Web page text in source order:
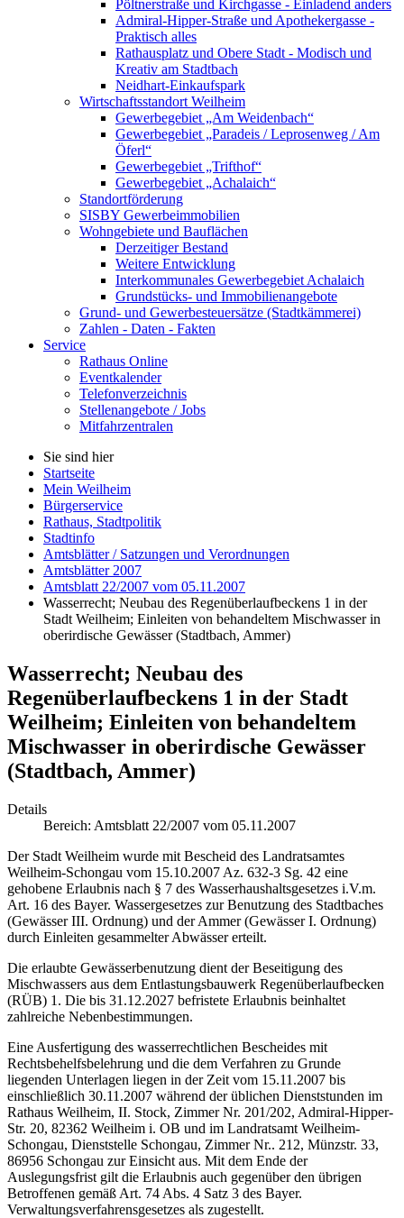
Pöltnerstraße und Kirchgasse - Einladend anders
Admiral-Hipper-Straße und Apothekergasse -
Praktisch alles
Rathausplatz und Obere Stadt - Modisch und
Kreativ am Stadtbach
Neidhart-Einkaufspark
Wirtschaftsstandort Weilheim
Gewerbegebiet „Am Weidenbach“
Gewerbegebiet „Paradeis / Leprosenweg / Am
Öferl“
Gewerbegebiet „Trifthof“
Gewerbegebiet „Achalaich“
Standortförderung
SISBY Gewerbeimmobilien
Wohngebiete und Bauflächen
Derzeitiger Bestand
Weitere Entwicklung
Interkommunales Gewerbegebiet Achalaich
Grundstücks- und Immobilienangebote
Grund- und Gewerbesteuersätze (Stadtkämmerei)
Zahlen - Daten - Fakten
Service
Rathaus Online
Eventkalender
Telefonverzeichnis
Stellenangebote / Jobs
Mitfahrzentralen
Sie sind hier
Startseite
Mein Weilheim
Bürgerservice
Rathaus, Stadtpolitik
Stadtinfo
Amtsblätter / Satzungen und Verordnungen
Amtsblätter 2007
Amtsblatt 22/2007 vom 05.11.2007
Wasserrecht; Neubau des Regenüberlaufbeckens 1 in der
Stadt Weilheim; Einleiten von behandeltem Mischwasser in
oberirdische Gewässer (Stadtbach, Ammer)
Wasserrecht; Neubau des
Regenüberlaufbeckens 1 in der Stadt
Weilheim; Einleiten von behandeltem
Mischwasser in oberirdische Gewässer
(Stadtbach, Ammer)
Details
Bereich: Amtsblatt 22/2007 vom 05.11.2007
Der Stadt Weilheim wurde mit Bescheid des Landratsamtes
Weilheim-Schongau vom 15.10.2007 Az. 632-3 Sg. 42 eine
gehobene Erlaubnis nach § 7 des Wasserhaushaltsgesetzes i.V.m.
Art. 16 des Bayer. Wassergesetzes zur Benutzung des Stadtbaches
(Gewässer III. Ordnung) und der Ammer (Gewässer I. Ordnung)
durch Einleiten gesammelter Abwässer erteilt.
Die erlaubte Gewässerbenutzung dient der Beseitigung des
Mischwassers aus dem Entlastungsbauwerk Regenüberlaufbecken
(RÜB) 1. Die bis 31.12.2027 befristete Erlaubnis beinhaltet
zahlreiche Nebenbestimmungen.
Eine Ausfertigung des wasserrechtlichen Bescheides mit
Rechtsbehelfsbelehrung und die dem Verfahren zu Grunde
liegenden Unterlagen liegen in der Zeit vom 15.11.2007 bis
einschließlich 30.11.2007 während der üblichen Dienststunden im
Rathaus Weilheim, II. Stock, Zimmer Nr. 201/202, Admiral-Hipper-
Str. 20, 82362 Weilheim i. OB und im Landratsamt Weilheim-
Schongau, Dienststelle Schongau, Zimmer Nr.. 212, Münzstr. 33,
86956 Schongau zur Einsicht aus. Mit dem Ende der
Auslegungsfrist gilt die Erlaubnis auch gegenüber den übrigen
Betroffenen gemäß Art. 74 Abs. 4 Satz 3 des Bayer.
Verwaltungsverfahrensgesetzes als zugestellt.